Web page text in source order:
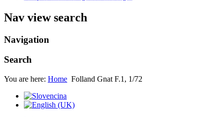
Nav view search
Navigation
Search
You are here: Home Folland Gnat F.1, 1/72